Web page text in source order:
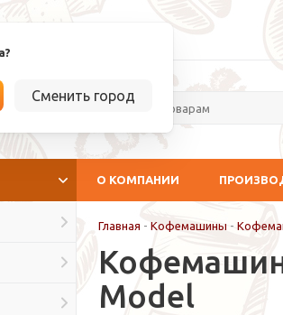
Сменить город
del caffé
О КОМПАНИИ
Главная - Кофемашины -
Model